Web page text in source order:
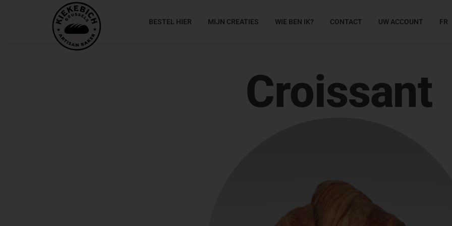
BESTEL HIER MIJN CREATIES WIE BEN IK? CONTACT UW ACCOUNT FR
Croissant